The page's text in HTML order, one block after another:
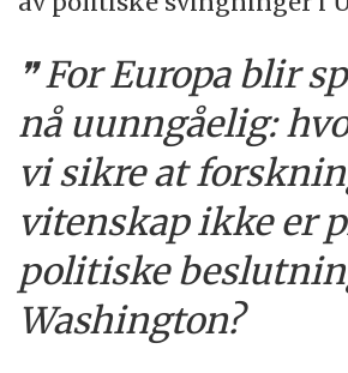
For Europa blir
nå uunngåelig:
vi sikre at
vitenskap ikke er
politiske
Washington?